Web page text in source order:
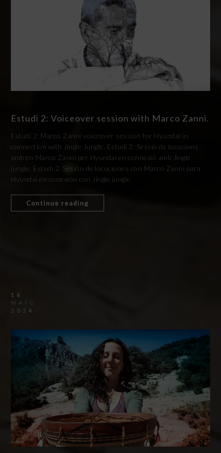
Estudi 2: Voiceover session with Marco Zanni.
Estudi 2: Marco Zanni voiceover session for Hyundai in
connection with Jingle Jungle. Estudi 2: Sessió de locucions
amb en Marco Zanni per Hyundai en connexió amb Jingle
jungle. Estudi 2: Sesión de locuciones con Marco Zanni para
Hyundai en conexión con Jingle jungle.
Continue reading
16
MAIG
2024